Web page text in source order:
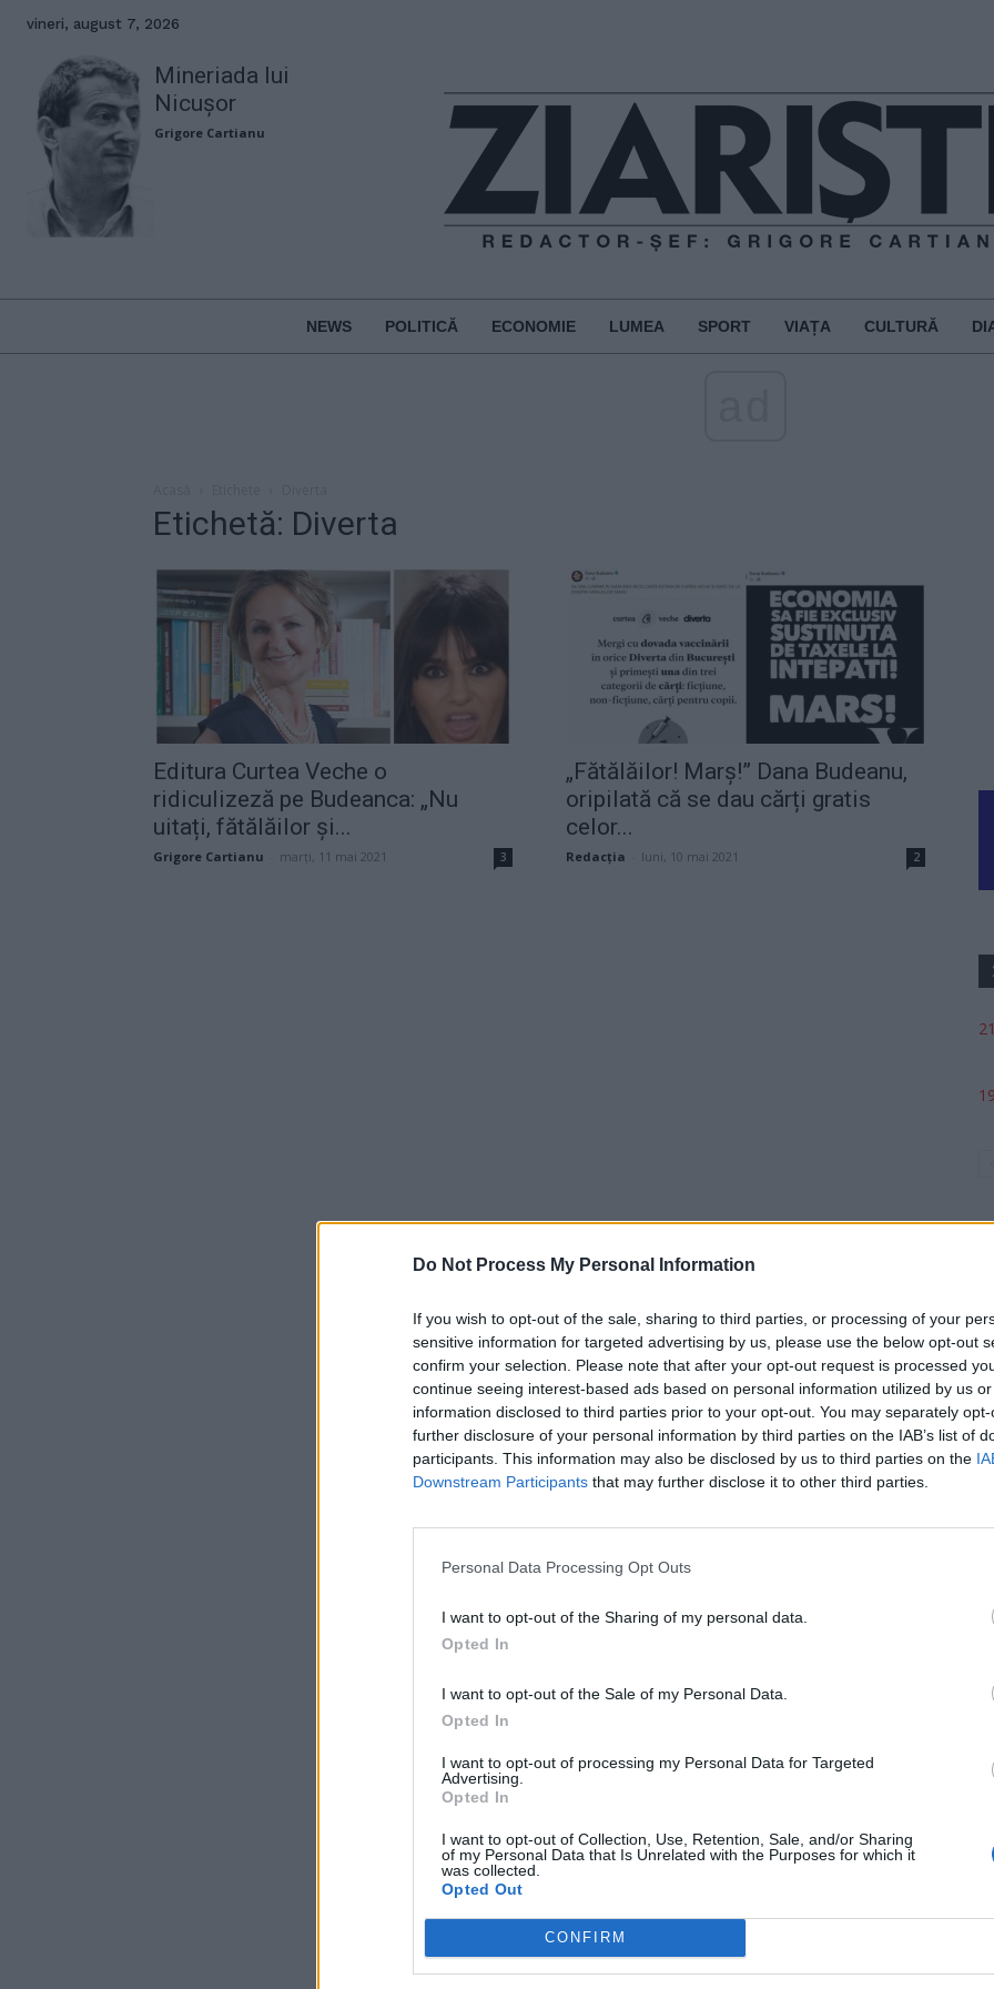
Do Not Process My Personal Information
If you wish to opt-out of the sale, sharing to third parties, or processing of your
sensitive information for targeted advertising by us, please use the below opt-out
confirm your selection. Please note that after your opt-out request is processed
continue seeing interest-based ads based on personal information utilized by us
information disclosed to third parties prior to your opt-out. You may separately
further disclosure of your personal information by third parties on the IAB’s list of
participants. This information may also be disclosed by us to third parties on the
Downstream Participants that may further disclose it to other third parties.
Personal Data Processing Opt Outs
I want to opt-out of the Sharing of my personal data.
Opted In
I want to opt-out of the Sale of my Personal Data.
Opted In
I want to opt-out of processing my Personal Data for Targeted
Advertising.
Opted In
I want to opt-out of Collection, Use, Retention, Sale, and/or Sharing
of my Personal Data that Is Unrelated with the Purposes for which it
was collected.
Opted Out
CONFIRM
vineri, august 7, 2026
Mineriada lui
Nicușor
Grigore Cartianu
NEWS POLITICĂ ECONOMIE LUMEA SPORT VIAȚA CULTURĂ
Etichetă: Diverta
Editura Curtea Veche o
ridiculizeză pe Budeanca: „Nu
uitați, fătălăilor și...
Grigore Cartianu marți, 11 mai 2021 3
„Fătălăilor! Marș!” Dana Budeanu,
oripilată că se dau cărți gratis
celor...
Redacţia luni, 10 mai 2021 2